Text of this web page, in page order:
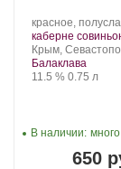
Производитель:
Золотая
Балка.
красное,
каберне
Регион:
Крым,
Балаклава
Крепость
11.5 %. Объем
0.75 л
650
В наличии: много